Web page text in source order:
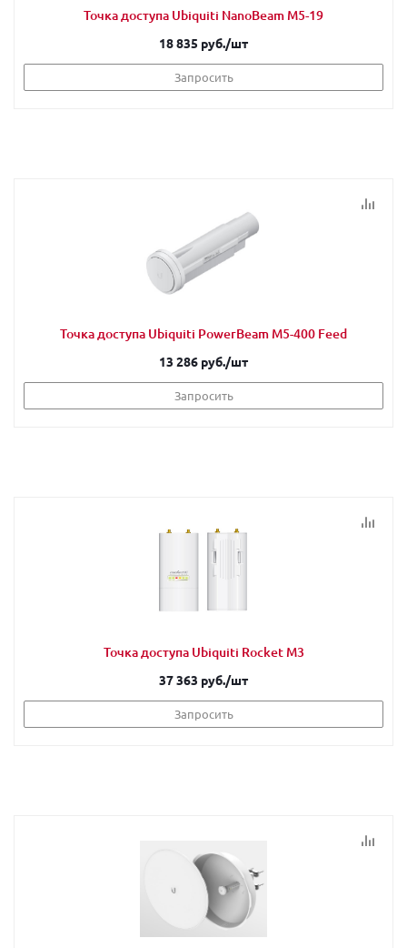
Точка доступа Ubiquiti NanoBeam M5-19
18 835 руб./шт
Запросить
Точка доступа Ubiquiti PowerBeam M5-400 Feed
13 286 руб./шт
Запросить
Точка доступа Ubiquiti Rocket M3
37 363 руб./шт
Запросить